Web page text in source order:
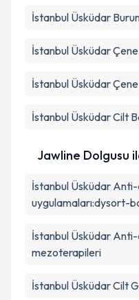
İstanbul Üsküdar
İstanbul Üsküdar Çene
İstanbul Üsküdar
İstanbul Üsküdar Cilt
Jawline Dolgusu
İstanbul Üsküdar
uygulamaları:dysort-
İstanbul Üsküdar Anti-
mezoterapileri
İstanbul Üsküdar Cilt